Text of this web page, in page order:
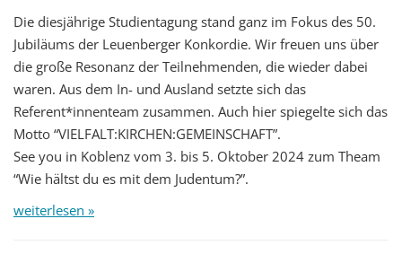
Die diesjährige Studientagung stand ganz im Fokus des 50.
Jubiläums der Leuenberger Konkordie. Wir freuen uns über
die große Resonanz der Teilnehmenden, die wieder dabei
waren. Aus dem In- und Ausland setzte sich das
Referent*innenteam zusammen. Auch hier spiegelte sich das
Motto “VIELFALT:KIRCHEN:GEMEINSCHAFT”.
See you in Koblenz vom 3. bis 5. Oktober 2024 zum Theam
“Wie hältst du es mit dem Judentum?”.
weiterlesen »